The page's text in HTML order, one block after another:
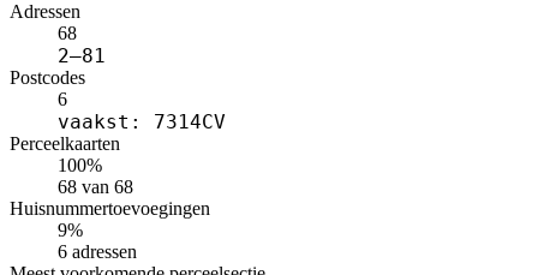
Adressen
68
2–81
Postcodes
6
vaakst: 7314CV
Perceelkaarten
100%
68 van 68
Huisnummertoevoegingen
9%
6 adressen